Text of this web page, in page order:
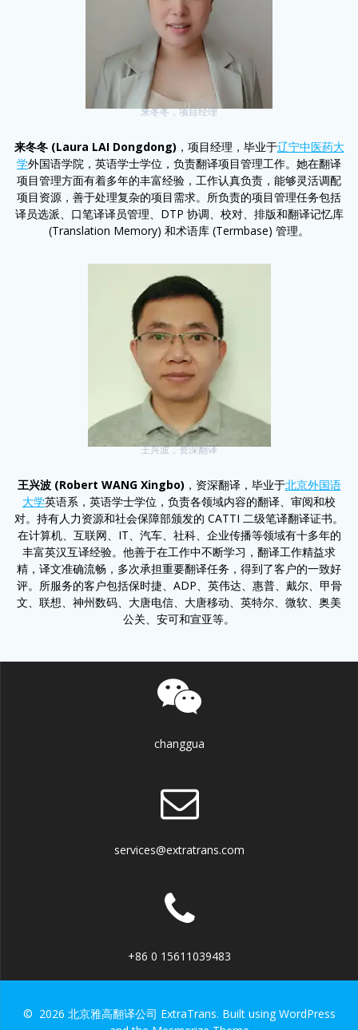
来冬冬，项目经理
来冬冬 (Laura LAI Dongdong) ，项目经理，毕业于辽宁中医药大
学外国语学院，英语学士学位，负责翻译项目管理工作。她在翻译
项目管理方面有着多年的丰富经验，工作认真负责，能够灵活调配
项目资源，善于处理复杂的项目需求。所负责的项目管理任务包括
译员选派、口笔译译员管理、DTP 协调、校对、排版和翻译记忆库
(Translation Memory) 和术语库 (Termbase) 管理。
王兴波，资深翻译
王兴波 (Robert WANG Xingbo) ，资深翻译，毕业于北京外国语
大学英语系，英语学士学位，负责各领域内容的翻译、审阅和校
对。持有人力资源和社会保障部颁发的 CATTI 二级笔译翻译证书。
在计算机、互联网、IT、汽车、社科、企业传播等领域有十多年的
丰富英汉互译经验。他善于在工作中不断学习，翻译工作精益求
精，译文准确流畅，多次承担重要翻译任务，得到了客户的一致好
评。所服务的客户包括保时捷、ADP、英伟达、惠普、戴尔、甲骨
文、联想、神州数码、大唐电信、大唐移动、英特尔、微软、奥美
公关、安可和宣亚等。
changgua
services@extratrans.com
+86 0 15611039483
© 2026 北京雅高翻译公司 ExtraTrans. Built using WordPress